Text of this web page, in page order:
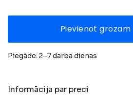
Pievienot grozam
Piegāde: 2–7 darba dienas
Informācija par preci